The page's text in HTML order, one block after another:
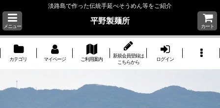
淡路島で作った伝統手延べそうめん等をご紹介
メニュー
平野製麺所
カート
カテゴリ マイページ ご利用案内
新規会員登録は
こちらから
ログイン